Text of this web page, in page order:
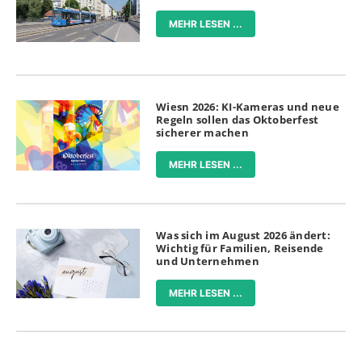
MEHR LESEN ...
Wiesn 2026: KI-Kameras und neue
Regeln sollen das Oktoberfest
sicherer machen
MEHR LESEN ...
Was sich im August 2026 ändert:
Wichtig für Familien, Reisende
und Unternehmen
MEHR LESEN ...